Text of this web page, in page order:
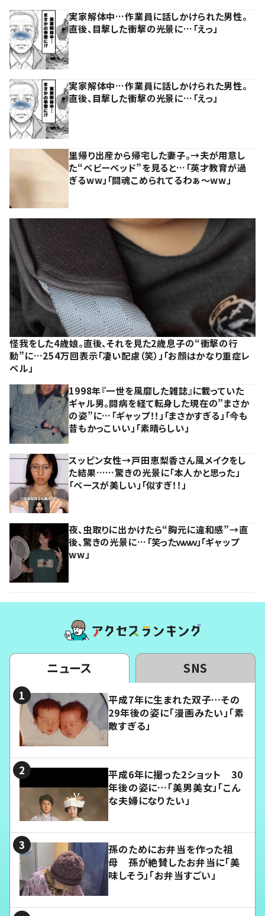
実家解体中…作業員に話しかけられた男性。
直後、目撃した衝撃の光景に…「えっ」
実家解体中…作業員に話しかけられた男性。
直後、目撃した衝撃の光景に…「えっ」
里帰り出産から帰宅した妻子。→夫が用意し
た“ベビーベッド”を見ると…「英才教育が過
ぎるww」「闘魂こめられてるわぁ～ww」
怪我をした4歳娘。直後、それを見た2歳息子の“衝撃の行
動”に…254万回表示「凄い配慮（笑）」「お顔はかなり重症レ
ベル」
1998年『一世を風靡した雑誌』に載っていた
ギャル男。闘病を経て転身した現在の”まさか
の姿”に…「ギャップ！！」「まさかすぎる」「今も
昔もかっこいい」「素晴らしい」
スッピン女性→戸田恵梨香さん風メイクをし
た結果……驚きの光景に「本人かと思った」
「ベースが美しい」「似すぎ！！」
夜、虫取りに出かけたら“胸元に違和感”→直
後、驚きの光景に…「笑ったｗｗｗ」「ギャップ
ww」
ニュース SNS
平成7年に生まれた双子…その
29年後の姿に「漫画みたい」「素
敵すぎる」
平成6年に撮った2ショット 30
年後の姿に…「美男美女」「こん
な夫婦になりたい」
孫のためにお弁当を作った祖
母 孫が絶賛したお弁当に「美
味しそう」「お弁当すごい」